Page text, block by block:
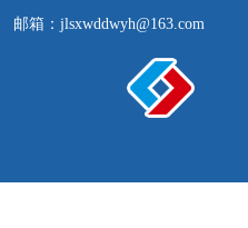
邮箱：jlsxwddwyh@163.com